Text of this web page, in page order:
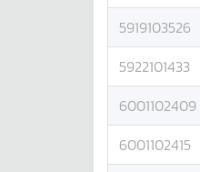
5919103526
5922101433
6001102409
6001102415